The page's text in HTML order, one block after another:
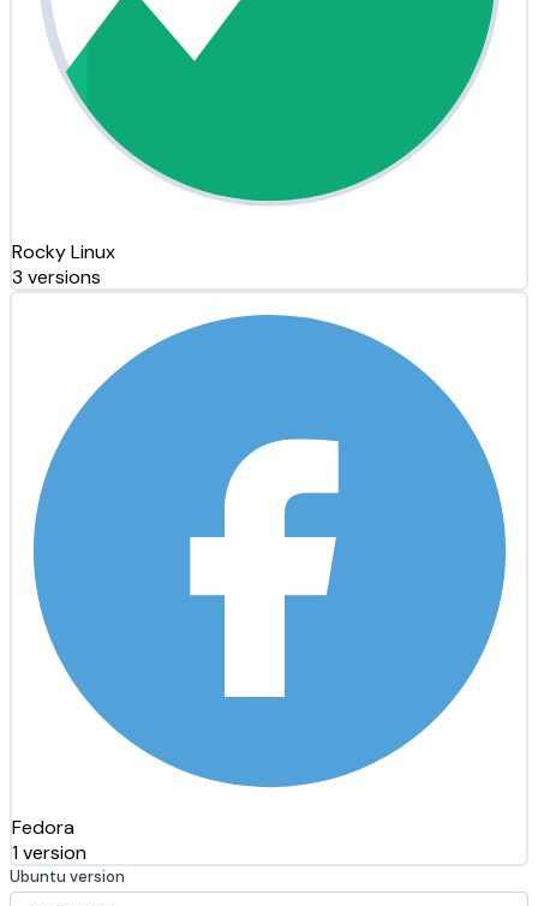
Rocky Linux
3 versions
Fedora
1 version
Ubuntu version